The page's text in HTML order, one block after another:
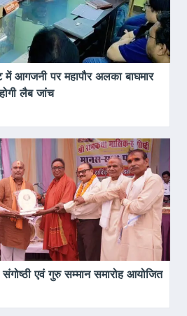
आगजनी पर महापौर अलका बाघमार
लैब जांच
एवं गुरु सम्मान समारोह आयोजित